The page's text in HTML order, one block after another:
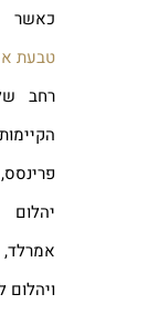
כאשר
טבעת
רחב
יהלום
ויהלום